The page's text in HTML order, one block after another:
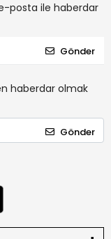
posta ile haberdar
Gönder
haberdar olmak
Gönder